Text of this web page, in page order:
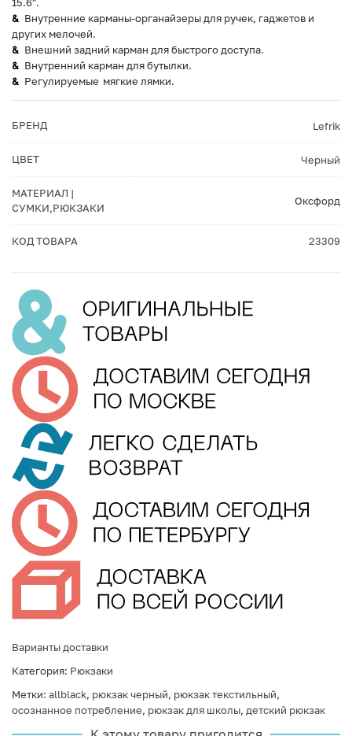
15.6".
Внутренние карманы-органайзеры для ручек, гаджетов и
других мелочей.
Внешний задний карман для быстрого доступа.
Внутренний карман для бутылки.
Регулируемые мягкие лямки.
БРЕНД Lefrik
ЦВЕТ Черный
МАТЕРИАЛ |
СУМКИ,РЮКЗАКИ
Оксфорд
КОД ТОВАРА 23309
Варианты доставки
Категория: Рюкзаки
Метки: allblack, рюкзак черный, рюкзак текстильный,
осознанное потребление, рюкзак для школы, детский рюкзак